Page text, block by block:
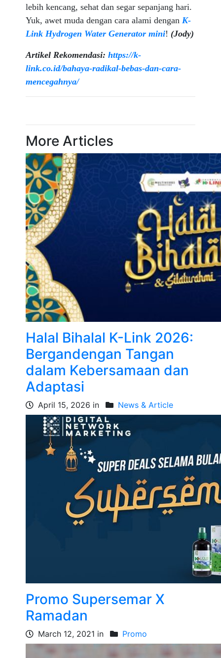
lebih kencang, sehat dan segar sepanjang hari.
Yuk, awet muda dengan cara alami denganK-
Link Hydrogen Water Generator mini! (Jody)
Artikel Rekomendasi:https://k-
link.co.id/bahaya-radikal-bebas-dan-cara-
mencegahnya/
More Articles
Halal Bihalal K-Link 2026:
Bergandengan Tangan
dalam Kebersamaan dan
Adaptasi
April 15, 2026 in News & Article
Promo Supersemar X
Ramadan
March 12, 2021 in Promo